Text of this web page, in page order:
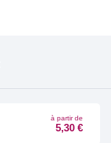
à partir de
5,30 €